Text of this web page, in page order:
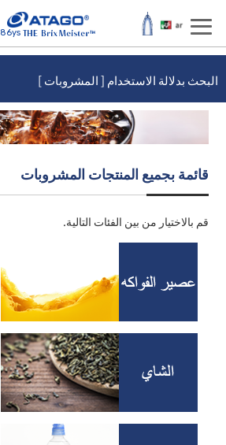
86ys
البحث بدلالة الاستخدام [ المشروبات ]
قائمة بجميع المنتجات المشروبات
قم بالاختيار من بين الفئات التالية.